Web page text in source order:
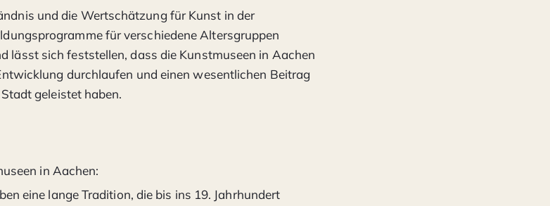
und die Wertschätzung für Kunst in der
für verschiedene Altersgruppen
lässt sich feststellen, dass die Kunstmuseen in Aachen
durchlaufen und einen wesentlichen Beitrag
geleistet haben.
in Aachen:
eine lange Tradition, die bis ins 19. Jahrhundert